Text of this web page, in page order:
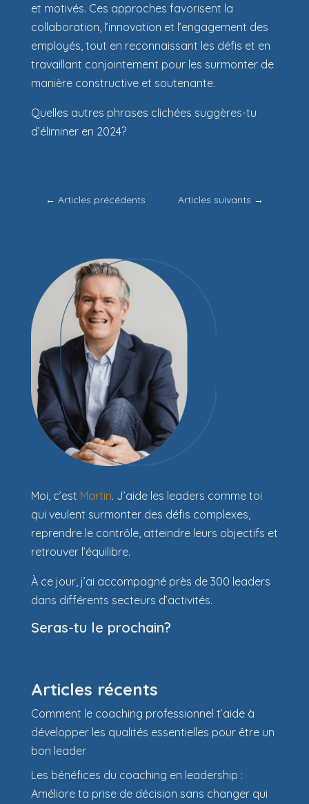
et motivés. Ces approches favorisent la
collaboration, l’innovation et l’engagement des
employés, tout en reconnaissant les défis et en
travaillant conjointement pour les surmonter de
manière constructive et soutenante.
Quelles autres phrases clichées suggères-tu
d’éliminer en 2024?
← Articles précédents Articles suivants →
Moi, c’est Martin. J’aide les leaders comme toi
qui veulent surmonter des défis complexes,
reprendre le contrôle, atteindre leurs objectifs et
retrouver l’équilibre.
À ce jour, j’ai accompagné près de 300 leaders
dans différents secteurs d’activités.
Seras-tu le prochain?
Articles récents
Comment le coaching professionnel t’aide à
développer les qualités essentielles pour être un
bon leader
Les bénéfices du coaching en leadership :
Améliore ta prise de décision sans changer qui